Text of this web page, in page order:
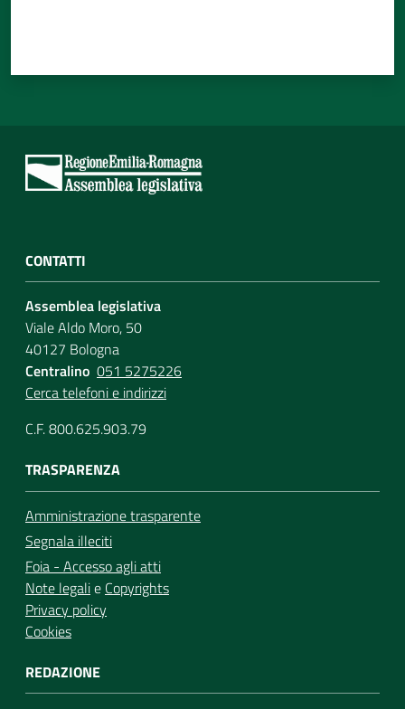
CONTATTI
Assemblea legislativa
Viale Aldo Moro, 50
40127 Bologna
Centralino 051 5275226
Cerca telefoni e indirizzi
C.F. 800.625.903.79
TRASPARENZA
Amministrazione trasparente
Segnala illeciti
Foia - Accesso agli atti
Note legalie Copyrights
Privacy policy
Cookies
REDAZIONE